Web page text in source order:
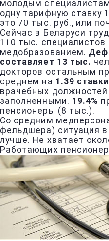
молодым
одну тарифную ставку
это 70 тыс. руб., или
Сейчас в Беларуси
110 тыс. специалистов
медобразованием.
составляет 13 тыс.
докторов остальным
среднем на 1.39 ставки
врачебных
заполненными. 19.4%
пенсионеры (8 тыс.).
Со средним
фельдшера) ситуация
лучше. Не хватает
Работающих